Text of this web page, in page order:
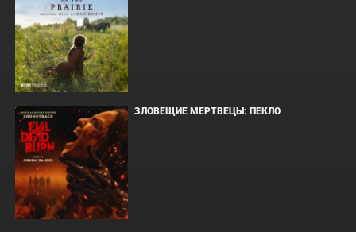
ЗЛОВЕЩИЕ МЕРТВЕЦЫ: ПЕКЛО